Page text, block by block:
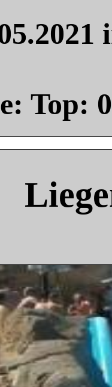
Top: 0